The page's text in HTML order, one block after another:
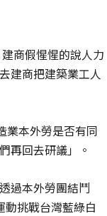
商假惺惺的說人力
建商把建築業工人
業本外勞是否有同
再回去研議」。
過本外勞團結鬥
挑戰台灣藍綠白